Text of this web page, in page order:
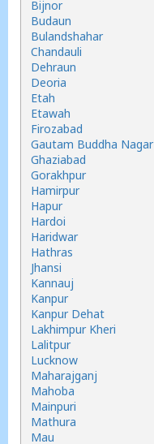
Bijnor
Budaun
Bulandshahar
Chandauli
Dehraun
Deoria
Etah
Etawah
Firozabad
Gautam Buddha Nagar
Ghaziabad
Gorakhpur
Hamirpur
Hapur
Hardoi
Haridwar
Hathras
Jhansi
Kannauj
Kanpur
Kanpur Dehat
Lakhimpur Kheri
Lalitpur
Lucknow
Maharajganj
Mahoba
Mainpuri
Mathura
Mau